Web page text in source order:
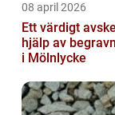
08 april 2026
Ett värdigt
hjälp av
i Mölnlycke